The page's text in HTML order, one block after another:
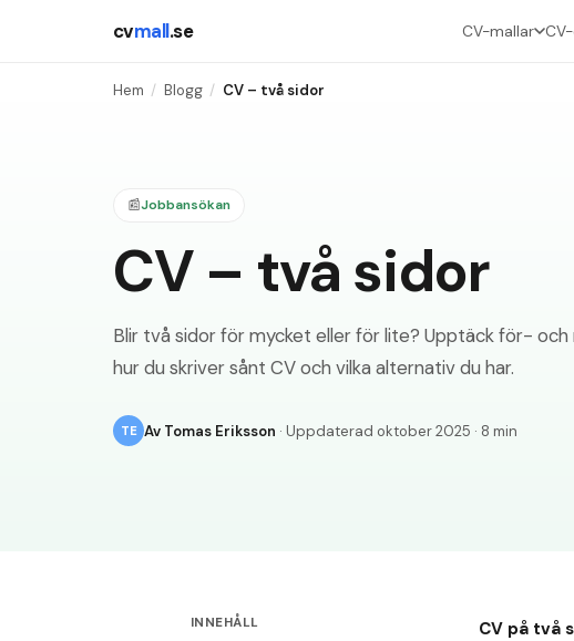
cvmall.se CV-mallar
Hem / Blogg / CV – två sidor
📰Jobbansökan
CV – två sidor
Blir två sidor för mycket eller för lite? Upptäck för- och
hur du skriver sånt CV och vilka alternativ du har.
TE Av Tomas Eriksson · Uppdaterad oktober 2025 · 8 min
INNEHÅLL
CV på två